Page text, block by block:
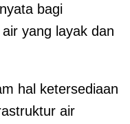
bagi
yang layak dan
hal ketersediaan
air